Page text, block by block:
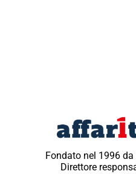
Fondato nel 1996
Direttore